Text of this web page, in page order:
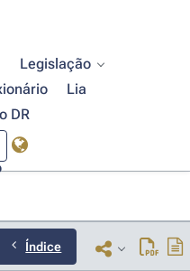
Legislação
Lia
DR
Índice